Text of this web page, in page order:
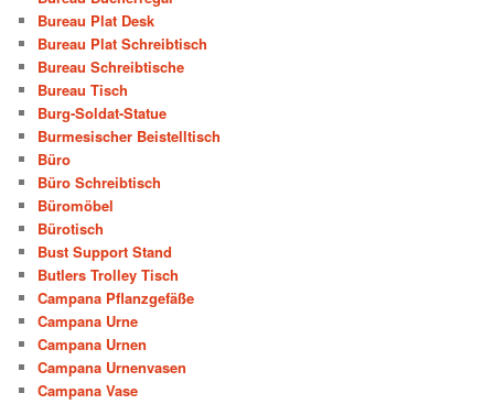
Bureau Plat Desk
Bureau Plat Schreibtisch
Bureau Schreibtische
Bureau Tisch
Burg-Soldat-Statue
Burmesischer Beistelltisch
Büro
Büro Schreibtisch
Büromöbel
Bürotisch
Bust Support Stand
Butlers Trolley Tisch
Campana Pflanzgefäße
Campana Urne
Campana Urnen
Campana Urnenvasen
Campana Vase